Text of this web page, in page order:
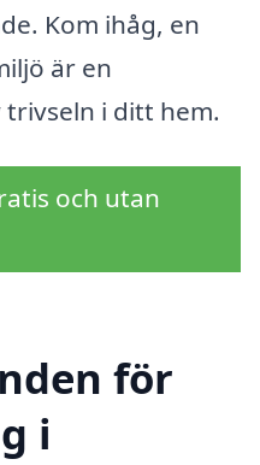
Kom ihåg, en
är en
i ditt hem.
och utan
för
i